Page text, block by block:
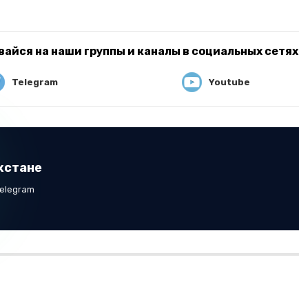
на наши группы и каналы в социальных сетях
Telegram Youtube